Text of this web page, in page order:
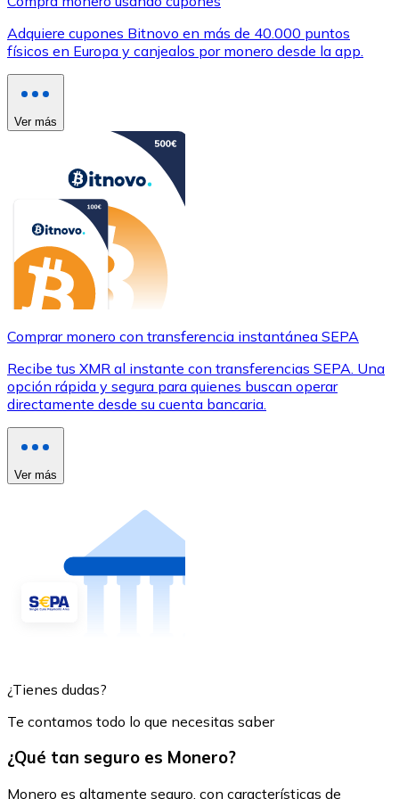
Adquiere cupones Bitnovo en más de 40.000 puntos
físicos en Europa y canjealos por monero desde la app.
Ver más
Comprar monero con transferencia instantánea SEPA
Recibe tus XMR al instante con transferencias SEPA. Una
opción rápida y segura para quienes buscan operar
directamente desde su cuenta bancaria.
Ver más
¿Tienes dudas?
Te contamos todo lo que necesitas saber
¿Qué tan seguro es Monero?
Monero es altamente seguro, con características de